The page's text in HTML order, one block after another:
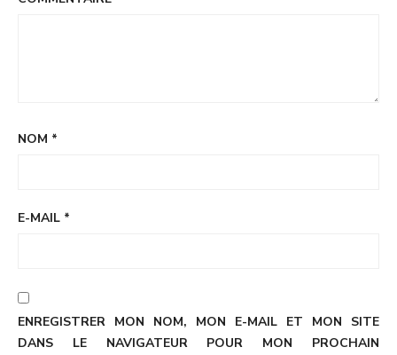
NOM *
E-MAIL *
ENREGISTRER MON NOM, MON E-MAIL ET MON SITE
DANS LE NAVIGATEUR POUR MON PROCHAIN